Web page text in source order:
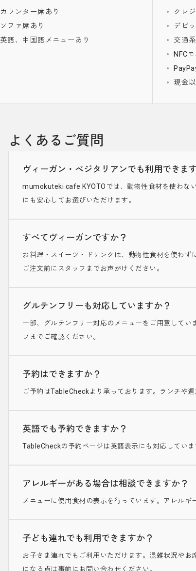
カウンター席あり
ソファ席あり
英語、中国語メニューあり
クレ
デビ
交通
NFC
現金
よくあるご質問
ヴィーガン・ベジタリアンでも利用できま
mumokuteki cafe KYOTOでは、動物性食材を使わな
にも安心してお選びいただけます。
すべてヴィーガンですか？
お料理・スイーツ・ドリンクは、動物性食材を使わず
ご注文前にスタッフまでお声がけください。
グルテンフリーも対応していますか？
一部、グルテンフリー対応のメニューをご用意して
フまでご確認ください。
予約はできますか？
ご予約はTableCheckより承っております。ランチや
英語でも予約できますか？
TableCheckの予約ページは英語表示にも対応してい
アレルギーがある場合は相談できますか？
メニューに使用食材の表示を行っています。アレルギ
子ども連れでも利用できますか？
お子さま連れでもご利用いただけます。混雑状況や
になる点は事前にお問い合わせください。